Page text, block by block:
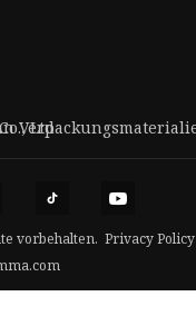
Ltd
vorbehalten. Privacy Policy